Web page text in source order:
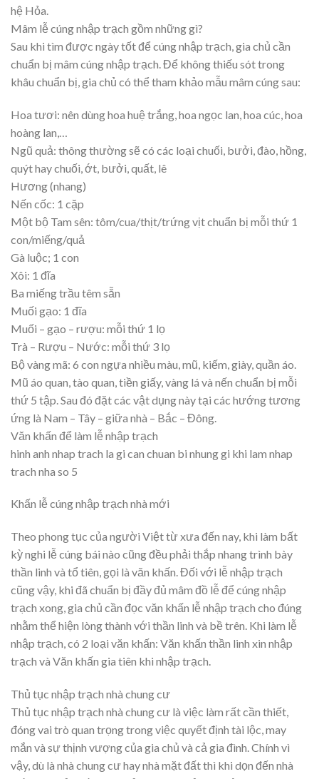
hệ Hỏa.
Mâm lễ cúng nhập trạch gồm những gì?
Sau khi tìm được ngày tốt để cúng nhập trạch, gia chủ cần
chuẩn bị mâm cúng nhập trạch. Để không thiếu sót trong
khâu chuẩn bị, gia chủ có thể tham khảo mẫu mâm cúng sau:
Hoa tươi: nên dùng hoa huệ trắng, hoa ngọc lan, hoa cúc, hoa
hoàng lan,…
Ngũ quả: thông thường sẽ có các loại chuối, bưởi, đào, hồng,
quýt hay chuối, ớt, bưởi, quất, lê
Hương (nhang)
Nến cốc: 1 cặp
Một bộ Tam sên: tôm/cua/thịt/trứng vịt chuẩn bị mỗi thứ 1
con/miếng/quả
Gà luộc; 1 con
Xôi: 1 đĩa
Ba miếng trầu têm sẵn
Muối gạo: 1 đĩa
Muối – gạo – rượu: mỗi thứ 1 lọ
Trà – Rượu – Nước: mỗi thứ 3 lọ
Bộ vàng mã: 6 con ngựa nhiều màu, mũ, kiếm, giày, quần áo.
Mũ áo quan, tào quan, tiền giấy, vàng lá và nến chuẩn bị mỗi
thứ 5 tập. Sau đó đặt các vật dụng này tại các hướng tương
ứng là Nam – Tây – giữa nhà – Bắc – Đông.
Văn khấn để làm lễ nhập trạch
hinh anh nhap trach la gi can chuan bi nhung gi khi lam nhap
trach nha so 5
Khấn lễ cúng nhập trạch nhà mới
Theo phong tục của người Việt từ xưa đến nay, khi làm bất
kỳ nghi lễ cúng bái nào cũng đều phải thắp nhang trình bày
thần linh và tổ tiên, gọi là văn khấn. Đối với lễ nhập trạch
cũng vậy, khi đã chuẩn bị đầy đủ mâm đồ lễ để cúng nhập
trạch xong, gia chủ cần đọc văn khấn lễ nhập trạch cho đúng
nhằm thể hiện lòng thành với thần linh và bề trên. Khi làm lễ
nhập trạch, có 2 loại văn khấn: Văn khấn thần linh xin nhập
trạch và Văn khấn gia tiên khi nhập trạch.
Thủ tục nhập trạch nhà chung cư
Thủ tục nhập trạch nhà chung cư là việc làm rất cần thiết,
đóng vai trò quan trọng trong việc quyết định tài lộc, may
mắn và sự thịnh vượng của gia chủ và cả gia đình. Chính vì
vậy, dù là nhà chung cư hay nhà mặt đất thì khi dọn đến nhà